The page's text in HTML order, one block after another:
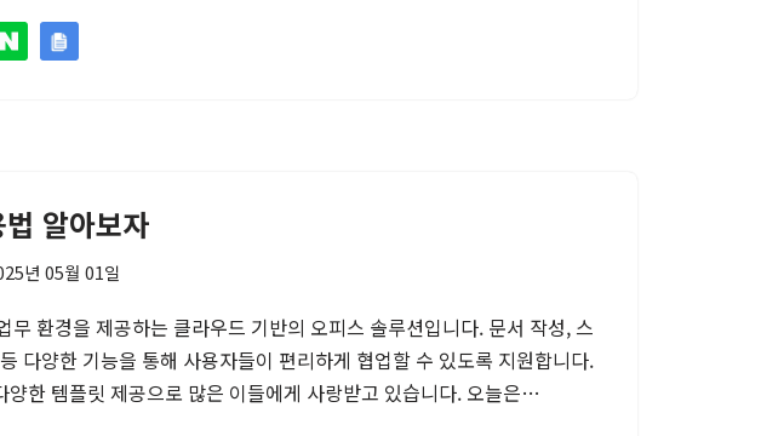
알아보자
년 05월 01일
무 환경을 제공하는 클라우드 기반의 오피스 솔루션입니다. 문서 작성, 스
다양한 기능을 통해 사용자들이 편리하게 협업할 수 있도록 지원합니다.
양한 템플릿 제공으로 많은 이들에게 사랑받고 있습니다. 오늘은…